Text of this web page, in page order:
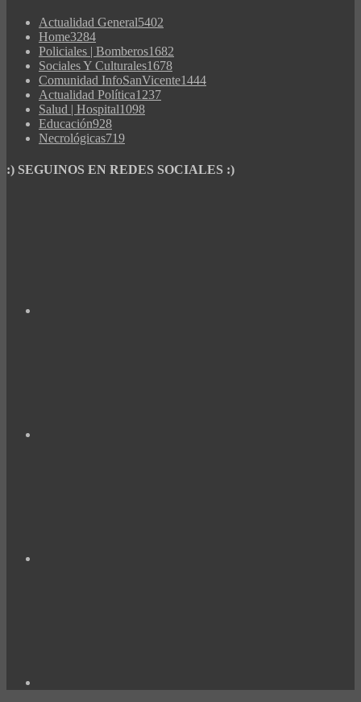
Actualidad General5402
Home3284
Policiales | Bomberos1682
Sociales Y Culturales1678
Comunidad InfoSanVicente1444
Actualidad Política1237
Salud | Hospital1098
Educación928
Necrológicas719
:) SEGUINOS EN REDES SOCIALES :)